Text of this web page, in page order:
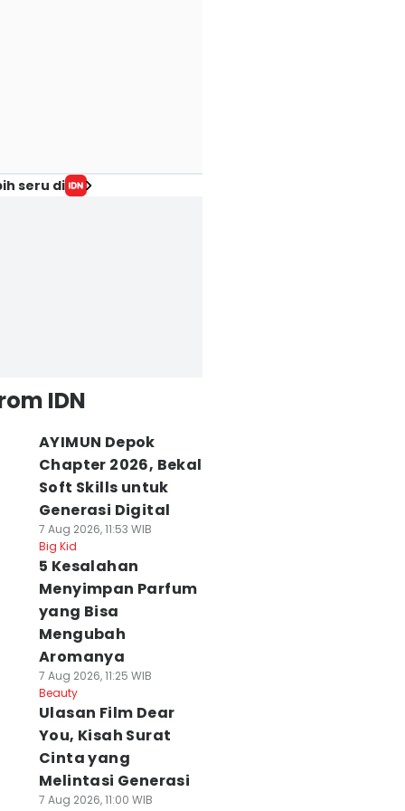
seru di
IDN
AYIMUN Depok
Chapter 2026, Bekal
Soft Skills untuk
Generasi Digital
7 Aug 2026, 11:53 WIB
Big Kid
5 Kesalahan
Menyimpan Parfum
yang Bisa
Mengubah
Aromanya
7 Aug 2026, 11:25 WIB
Beauty
Ulasan Film Dear
You, Kisah Surat
Cinta yang
Melintasi Generasi
7 Aug 2026, 11:00 WIB